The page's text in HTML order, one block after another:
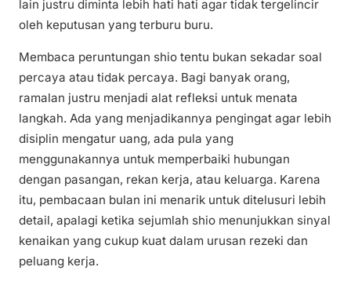
lain justru diminta lebih hati hati agar tidak tergelincir
oleh keputusan yang terburu buru.
Membaca peruntungan shio tentu bukan sekadar soal
percaya atau tidak percaya. Bagi banyak orang,
ramalan justru menjadi alat refleksi untuk menata
langkah. Ada yang menjadikannya pengingat agar lebih
disiplin mengatur uang, ada pula yang
menggunakannya untuk memperbaiki hubungan
dengan pasangan, rekan kerja, atau keluarga. Karena
itu, pembacaan bulan ini menarik untuk ditelusuri lebih
detail, apalagi ketika sejumlah shio menunjukkan sinyal
kenaikan yang cukup kuat dalam urusan rezeki dan
peluang kerja.